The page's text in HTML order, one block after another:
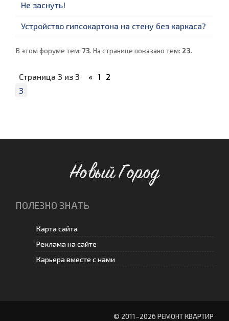
Не заснуть!
Устройство гипсокартона на стену без каркаса?
В этом форуме тем: 73. На странице показано тем: 23.
Страница 3 из 3 « 1
2
3
Новый Город
ПОЛЕЗНО ЗНАТЬ
Карта сайта
Реклама на сайте
Карьера вместе с нами
© 2011–2026 РЕМОНТ КВАРТИР